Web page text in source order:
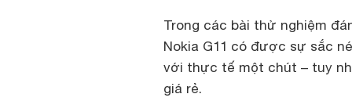
Trong các bài thử nghiệm
Nokia G11 có được sự sắc
với thực tế một chút – tuy
giá rẻ.